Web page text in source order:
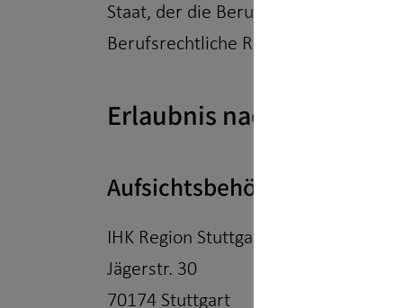
Staat, der die Berufsbezeichnung
Berufsrechtliche Regelungen: § 34 d
Erlaubnis nach § 34f GewO​
Aufsichtsbehörde:
IHK Region Stuttgart
Jägerstr. 30
70174 Stuttgart